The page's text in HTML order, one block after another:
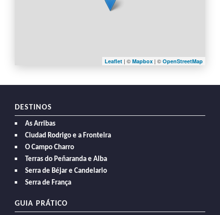
Leaflet | © Mapbox | © OpenStreetMap
DESTINOS
As Arribas
Ciudad Rodrigo e a Fronteira
O Campo Charro
Terras do Peñaranda e Alba
Serra de Béjar e Candelario
Serra de França
GUIA PRÁTICO